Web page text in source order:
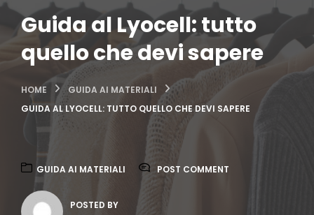
Guida al Lyocell: tutto
quello che devi sapere
HOME
GUIDA AI MATERIALI
GUIDA AL LYOCELL: TUTTO QUELLO CHE DEVI SAPERE
GUIDA AI MATERIALI POST COMMENT
POSTED BY